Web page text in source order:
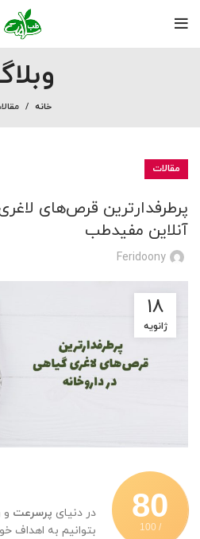
خانه
مقالات
پرطرفدارترین قرص‌های
آنلاین مفیدطب
Feridoony
18
ژانویه
80
/ 100
در دنیای پرسرعت و
بتوانیم به اهداف